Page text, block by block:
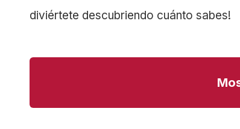
diviértete descubriendo cuánto sabes!